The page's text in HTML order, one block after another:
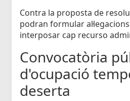
Contra la proposta de
podran formular
interposar cap recurso
Convocatòria
d'ocupació
deserta